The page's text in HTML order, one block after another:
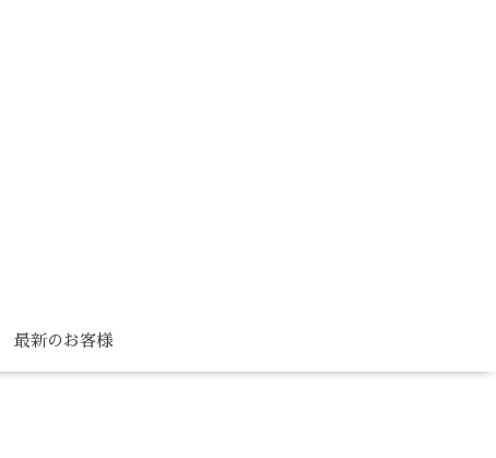
最新のお客様